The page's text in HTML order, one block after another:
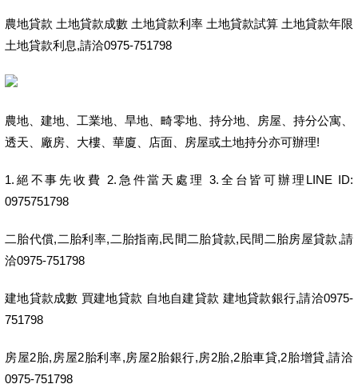
農地貸款 土地貸款成數 土地貸款利率 土地貸款試算 土地貸款年限
土地貸款利息,請洽0975-751798
農地、建地、工業地、旱地、畸零地、持分地、房屋、持分公寓、
透天、廠房、大樓、華廈、店面、房屋或土地持分亦可辦理!
1.絕不事先收費 2.急件當天處理 3.全台皆可辦理LINE ID:
0975751798
二胎代償,二胎利率,二胎指南,民間二胎貸款,民間二胎房屋貸款,請
洽0975-751798
建地貸款成數 買建地貸款 自地自建貸款 建地貸款銀行,請洽0975-
751798
房屋2胎,房屋2胎利率,房屋2胎銀行,房2胎,2胎車貸,2胎增貸,請洽
0975-751798